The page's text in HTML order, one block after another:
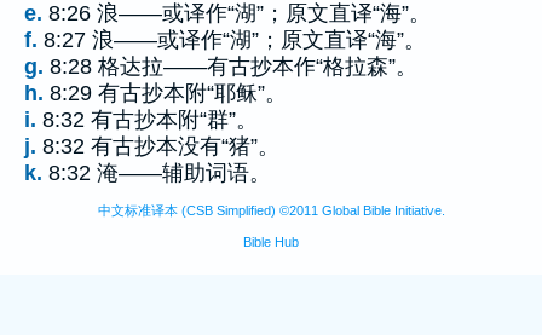
e. 8:26 浪——或译作“湖”；原文直译“海”。
f. 8:27 浪——或译作“湖”；原文直译“海”。
g. 8:28 格达拉——有古抄本作“格拉森”。
h. 8:29 有古抄本附“耶稣”。
i. 8:32 有古抄本附“群”。
j. 8:32 有古抄本没有“猪”。
k. 8:32 淹——辅助词语。
中文标准译本 (CSB Simplified) ©2011 Global Bible Initiative.
Bible Hub